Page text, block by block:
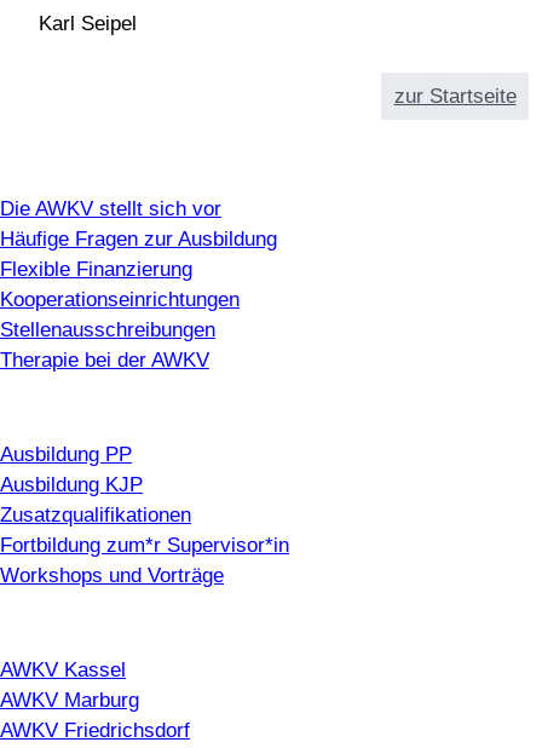
Karl Seipel
zur Startseite
Die AWKV stellt sich vor
Häufige Fragen zur Ausbildung
Flexible Finanzierung
Kooperationseinrichtungen
Stellenausschreibungen
Therapie bei der AWKV
Ausbildung PP
Ausbildung KJP
Zusatzqualifikationen
Fortbildung zum*r Supervisor*in
Workshops und Vorträge
AWKV Kassel
AWKV Marburg
AWKV Friedrichsdorf